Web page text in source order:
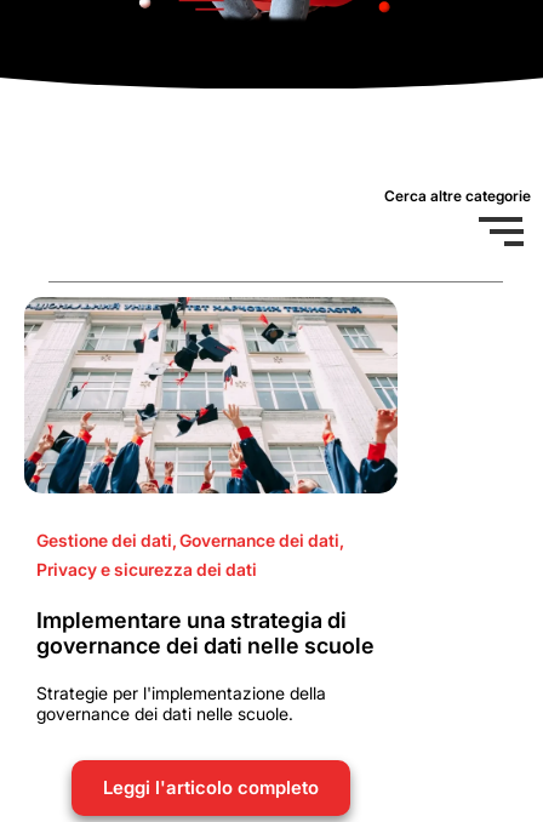
Cerca altre categorie
Gestione dei dati,Governance dei dati,
Privacy e sicurezza dei dati
Implementare una strategia di
governance dei dati nelle scuole
Strategie per l'implementazione della
governance dei dati nelle scuole.
Leggi l'articolo completo